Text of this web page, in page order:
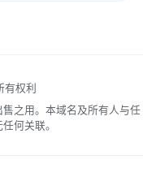
有权利
之用。本域名及所有人与任
何关联。